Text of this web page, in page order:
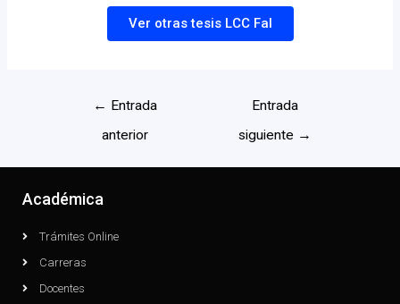
Ver otras tesis LCC FaI
← Entrada
anterior
Entrada
siguiente →
Académica
Trámites Online
Carreras
Docentes